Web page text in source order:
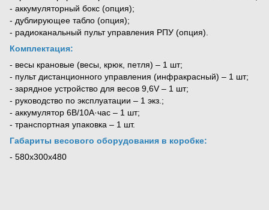
- аккумуляторный бокс (опция);
- дублирующее табло (опция);
- радиоканальный пульт управления РПУ (опция).
Комплектация:
- весы крановые (весы, крюк, петля) – 1 шт;
- пульт дистанционного управления (инфракрасный) – 1 шт;
- зарядное устройство для весов 9,6V – 1 шт;
- руководство по эксплуатации – 1 экз.;
- аккумулятор 6В/10А·час – 1 шт;
- транспортная упаковка – 1 шт.
Габариты весового оборудования в коробке:
- 580х300х480